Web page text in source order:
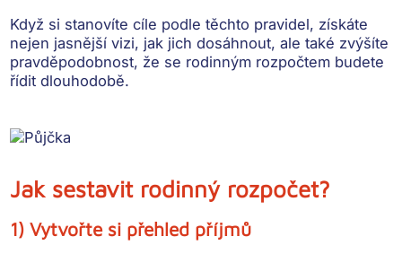
Když si stanovíte cíle podle těchto pravidel, získáte
nejen jasnější vizi, jak jich dosáhnout, ale také zvýšíte
pravděpodobnost, že se rodinným rozpočtem budete
řídit dlouhodobě.
Jak sestavit rodinný rozpočet?
1) Vytvořte si přehled příjmů